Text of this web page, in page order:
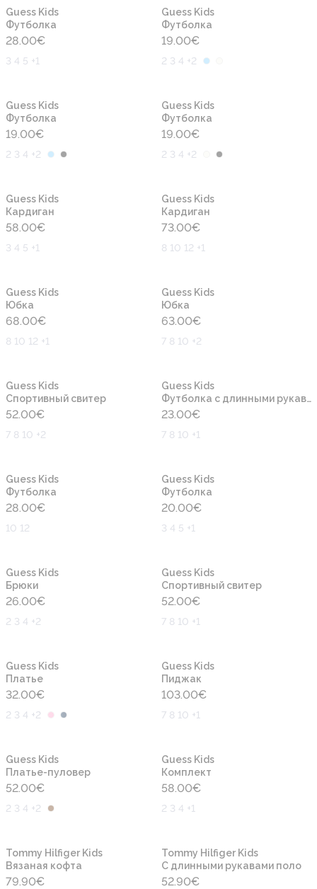
Guess Kids
Футболка
28.00€
3 4 5 +1
Guess Kids
Футболка
19.00€
2 3 4 +2
Guess Kids
Футболка
19.00€
2 3 4 +2
Guess Kids
Футболка
19.00€
2 3 4 +2
Guess Kids
Кардиган
58.00€
3 4 5 +1
Guess Kids
Кардиган
73.00€
8 10 12 +1
Guess Kids
Юбка
68.00€
8 10 12 +1
Guess Kids
Юбка
63.00€
7 8 10 +2
Guess Kids
Cпортивный свитер
52.00€
7 8 10 +2
Guess Kids
Футболка с длинными рукавами
23.00€
7 8 10 +1
Guess Kids
Футболка
28.00€
10 12
Guess Kids
Футболка
20.00€
3 4 5 +1
Guess Kids
Брюки
26.00€
2 3 4 +2
Guess Kids
Cпортивный свитер
52.00€
7 8 10 +1
Guess Kids
Платье
32.00€
2 3 4 +2
Guess Kids
Пиджак
103.00€
7 8 10 +1
Guess Kids
Платье-пуловер
52.00€
2 3 4 +2
Guess Kids
Комплект
58.00€
2 3 4 +1
Tommy Hilfiger Kids
Вязаная кофта
79.90€
Tommy Hilfiger Kids
С длинными рукавами поло
52.90€